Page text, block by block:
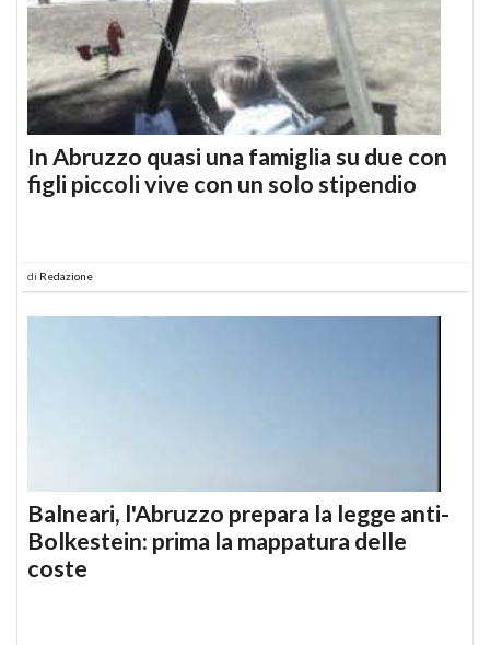
In Abruzzo quasi una famiglia su due con
figli piccoli vive con un solo stipendio
di Redazione
Balneari, l'Abruzzo prepara la legge anti-
Bolkestein: prima la mappatura delle
coste